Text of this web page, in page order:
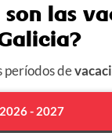
son las
períodos de
- 2027